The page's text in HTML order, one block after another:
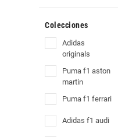
Colecciones
adidas
originals
puma f1 aston
martin
puma f1 ferrari
adidas f1 audi